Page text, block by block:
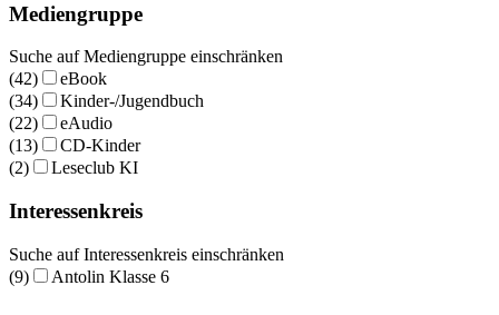
Mediengruppe
Suche auf Mediengruppe einschränken
(42)
eBook
(34)
Kinder-/Jugendbuch
(22)
eAudio
(13)
CD-Kinder
(2)
Leseclub KI
Interessenkreis
Suche auf Interessenkreis einschränken
(9)
Antolin Klasse 6